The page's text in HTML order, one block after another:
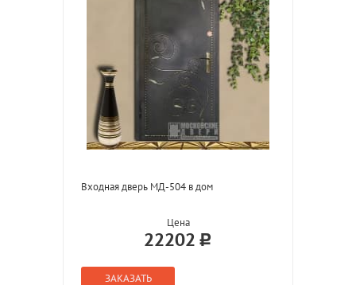
Входная дверь МД-504 в дом
Цена
22202
ЗАКАЗАТЬ